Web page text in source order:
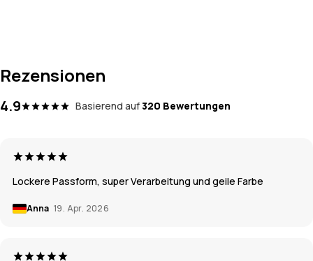
Rezensionen
4.9 Basierend auf320 Bewertungen
Lockere Passform, super Verarbeitung und geile Farbe
Anna 19. Apr. 2026